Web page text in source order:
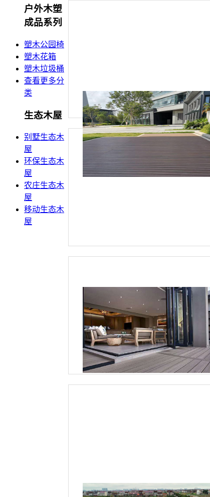
户外木塑
成品系列
塑木公园椅
塑木花箱
塑木垃圾桶
查看更多分
类
生态木屋
别墅生态木
屋
环保生态木
屋
农庄生态木
屋
移动生态木
屋